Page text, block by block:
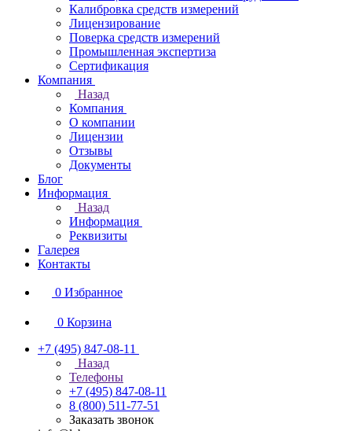
Калибровка средств измерений
Лицензирование
Поверка средств измерений
Промышленная экспертиза
Сертификация
Компания
Назад
Компания
О компании
Лицензии
Отзывы
Документы
Блог
Информация
Назад
Информация
Реквизиты
Галерея
Контакты
0 Избранное
0 Корзина
+7 (495) 847-08-11
Назад
Телефоны
+7 (495) 847-08-11
8 (800) 511-77-51
Заказать звонок